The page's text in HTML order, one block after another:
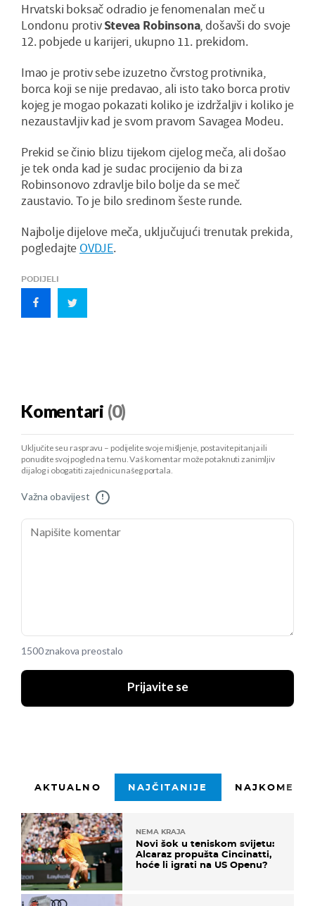
Hrvatski boksač odradio je fenomenalan meč u
Londonu protivStevea Robinsona, došavši do svoje
12. pobjede u karijeri, ukupno 11. prekidom.
Imao je protiv sebe izuzetno čvrstog protivnika,
borca koji se nije predavao, ali isto tako borca protiv
kojeg je mogao pokazati koliko je izdržaljiv i koliko je
nezaustavljiv kad je svom pravom Savagea Modeu.
Prekid se činio blizu tijekom cijelog meča, ali došao
je tek onda kad je sudac procijenio da bi za
Robinsonovo zdravlje bilo bolje da se meč
zaustavio. To je bilo sredinom šeste runde.
Najbolje dijelove meča, uključujući trenutak prekida,
pogledajte OVDJE.
PODIJELI
Komentari (0)
Uključite se u raspravu – podijelite svoje mišljenje, postavite pitanja ili
ponudite svoj pogled na temu. Vaš komentar može potaknuti zanimljiv
dijalog i obogatiti zajednicu našeg portala.
Važna obavijest !
1500 znakova preostalo
Prijavite se
AKTUALNO NAJČITANIJE
NEMA KRAJA
Novi šok u teniskom svijetu:
Alcaraz propušta Cincinatti,
hoće li igrati na US Openu?